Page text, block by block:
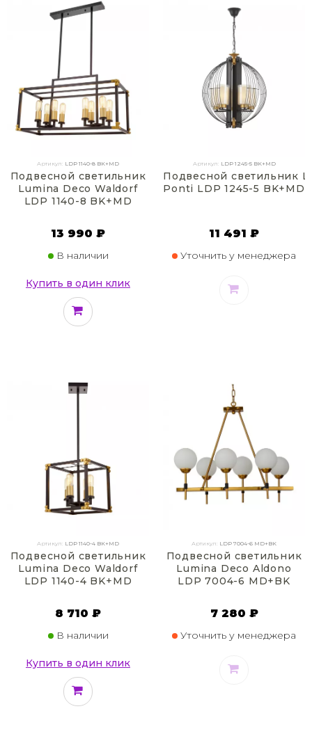
Артикул: LDP 1140-8 BK+MD
Подвесной светильник
Lumina Deco Waldorf
LDP 1140-8 BK+MD
13 990 ₽
В наличии
Купить в один клик
Артикул: LDP 1245-5 BK+MD
Подвесной светильник
Ponti LDP 1245-5 BK+MD
11 491 ₽
Уточнить у менеджера
Артикул: LDP 1140-4 BK+MD
Подвесной светильник
Lumina Deco Waldorf
LDP 1140-4 BK+MD
8 710 ₽
В наличии
Купить в один клик
Артикул: LDP 7004-6 MD+BK
Подвесной светильник
Lumina Deco Aldono
LDP 7004-6 MD+BK
7 280 ₽
Уточнить у менеджера